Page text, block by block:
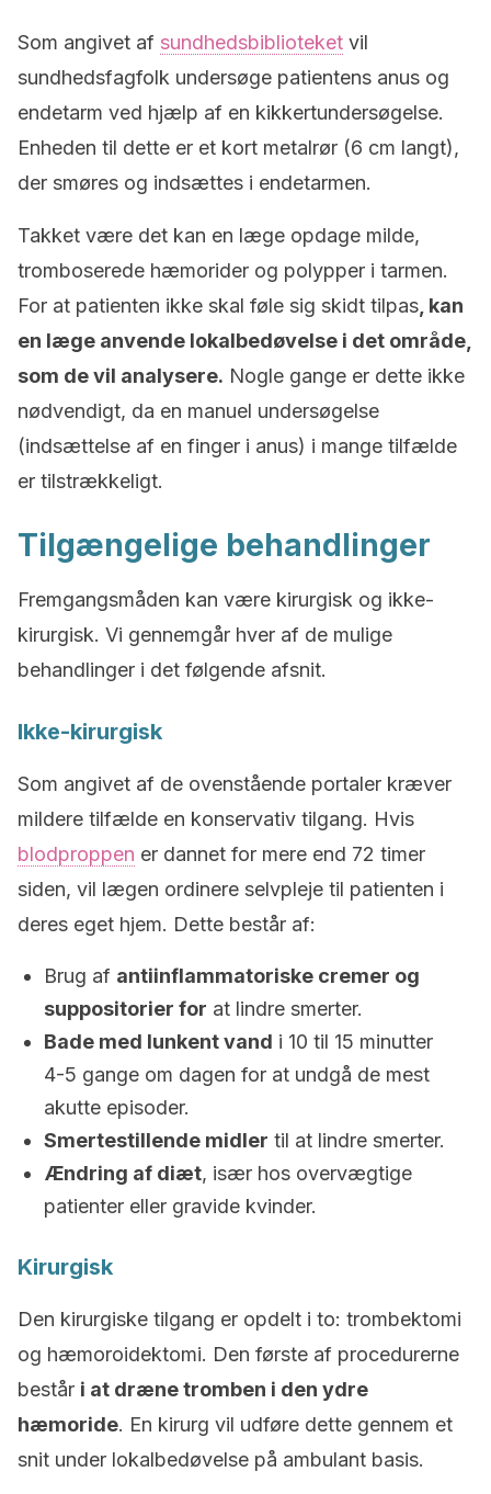
Som angivet af sundhedsbiblioteket vil
sundhedsfagfolk undersøge patientens anus og
endetarm ved hjælp af en kikkertundersøgelse.
Enheden til dette er et kort metalrør (6 cm langt),
der smøres og indsættes i endetarmen.
Takket være det kan en læge opdage milde,
tromboserede hæmorider og polypper i tarmen.
For at patienten ikke skal føle sig skidt tilpas , kan
en læge anvende lokalbedøvelse i det område,
som de vil analysere. Nogle gange er dette ikke
nødvendigt, da en manuel undersøgelse
(indsættelse af en finger i anus) i mange tilfælde
er tilstrækkeligt.
Tilgængelige behandlinger
Fremgangsmåden kan være kirurgisk og ikke-
kirurgisk. Vi gennemgår hver af de mulige
behandlinger i det følgende afsnit.
Ikke-kirurgisk
Som angivet af de ovenstående portaler kræver
mildere tilfælde en konservativ tilgang. Hvis
blodproppen er dannet for mere end 72 timer
siden, vil lægen ordinere selvpleje til patienten i
deres eget hjem. Dette består af:
Brug af antiinflammatoriske cremer og
suppositorier for at lindre smerter.
Bade med lunkent vand i 10 til 15 minutter
4-5 gange om dagen for at undgå de mest
akutte episoder.
Smertestillende midler til at lindre smerter.
Ændring af diæt, især hos overvægtige
patienter eller gravide kvinder.
Kirurgisk
Den kirurgiske tilgang er opdelt i to: trombektomi
og hæmoroidektomi. Den første af procedurerne
består i at dræne tromben i den ydre
hæmoride. En kirurg vil udføre dette gennem et
snit under lokalbedøvelse på ambulant basis.